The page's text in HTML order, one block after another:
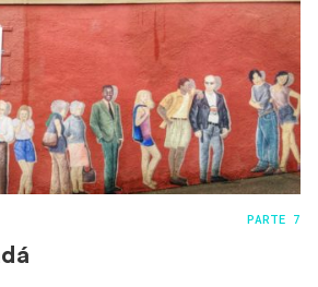
PARTE 7